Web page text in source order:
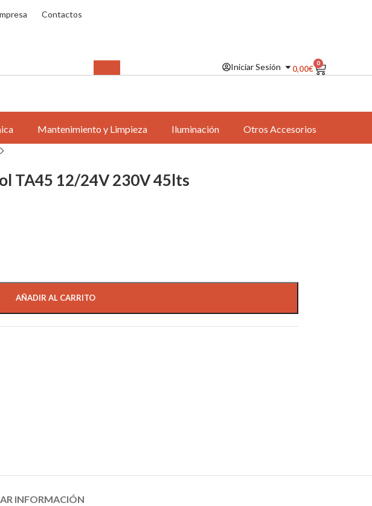
Contactos
Iniciar Sesión 0,00€
0
Mantenimiento y Limpieza Iluminación
Otros Accesorios
TA45 12/24V 230V 45lts
AÑADIR AL CARRITO
INFORMACIÓN